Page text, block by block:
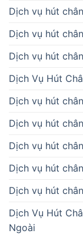
Dịch vụ hút
Dịch vụ hút
Dịch vụ hút
Dịch Vụ Hút
Dịch vụ hút
Dịch vụ hút
Dịch vụ hút
Dịch vụ hút
Dịch vụ hút
Dịch Vụ Hút
Ngoài